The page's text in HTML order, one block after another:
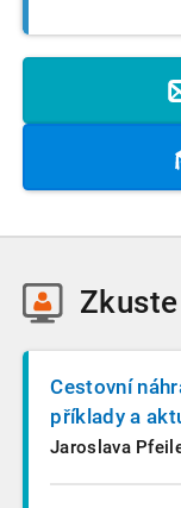
Zkuste
Cestovní
příklady a
Jaroslava